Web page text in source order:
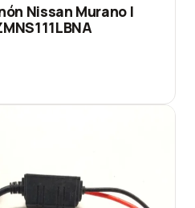
Nissan Murano I